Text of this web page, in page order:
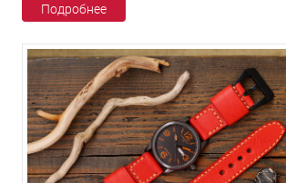
Подробнее